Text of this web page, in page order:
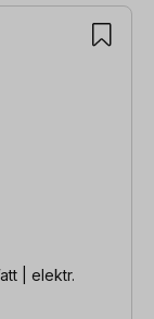
| elektr.